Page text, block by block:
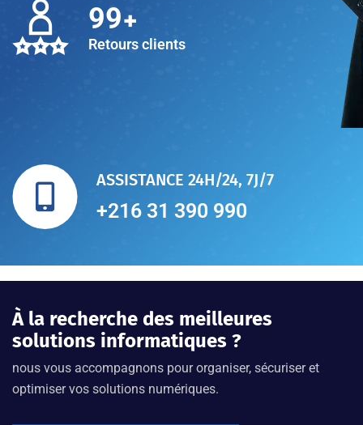
100
Retours clients
ASSISTANCE 24H/24, 7J/7
+216 31 390 990
À la recherche des meilleures
solutions informatiques ?
nous vous accompagnons pour organiser, sécuriser et
optimiser vos solutions numériques.